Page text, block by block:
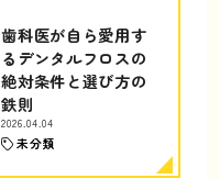
歯科医が自ら愛用す
るデンタルフロスの
絶対条件と選び方の
鉄則
2026.04.04
未分類